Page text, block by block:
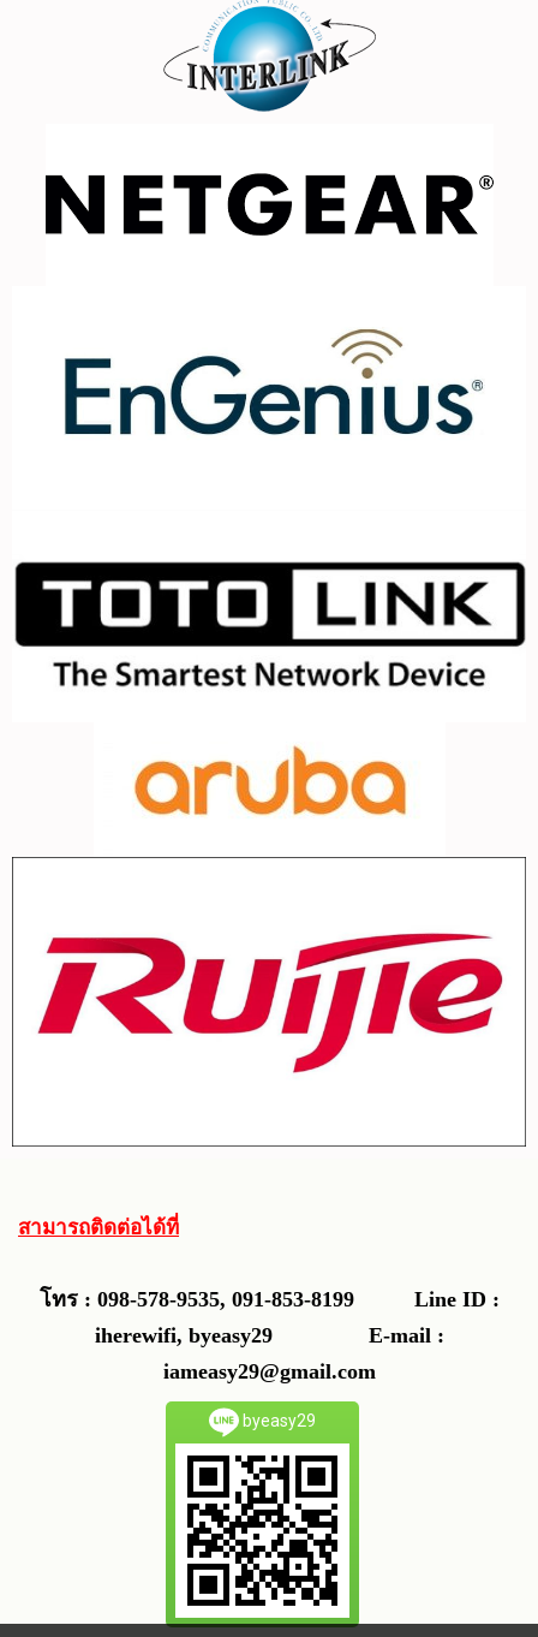
สามารถติดต่อได้ที่
โทร : 098-578-9535, 091-853-8199 Line ID :
iherewifi, byeasy29 E-mail :
iameasy29@gmail.com
byeasy29